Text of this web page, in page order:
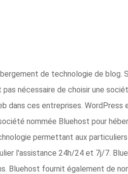
de technologie de
pas nécessaire de choisir une
dans ces entreprises.
nommée Bluehost pour
permettant aux
l'assistance 24h/24 et 7j/7.
Bluehost fournit également de